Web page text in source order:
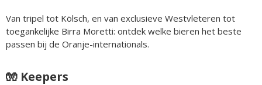
Van tripel tot Kölsch, en van exclusieve Westvleteren tot
toegankelijke Birra Moretti: ontdek welke bieren het beste
passen bij de Oranje-internationals.
🧤 Keepers